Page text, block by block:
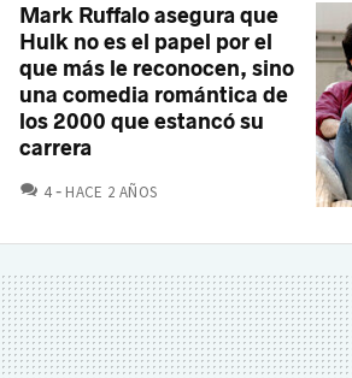
Mark Ruffalo asegura que
Hulk no es el papel por el
que más le reconocen, sino
una comedia romántica de
los 2000 que estancó su
carrera
4 COMENTARIOS
HACE 2 AÑOS